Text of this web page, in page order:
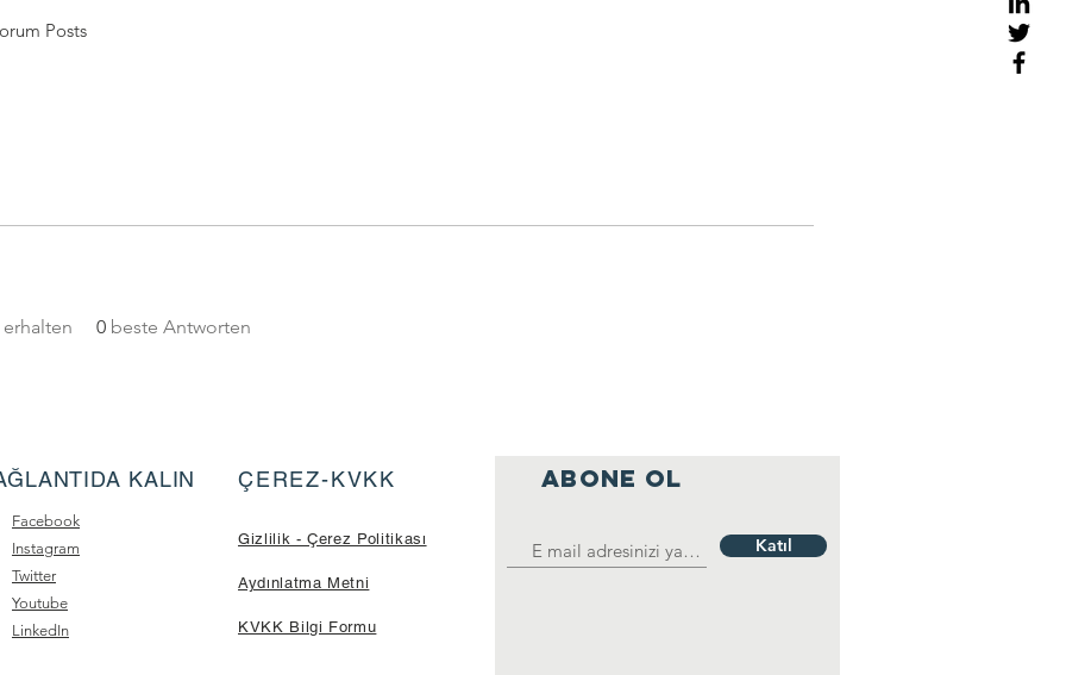
0 beste Antworten
Posts
KALIN
Facebook
Instagram
Twitter
Youtube
LinkedIn
ABONE OL
Katıl
ÇEREZ-KVKK
Gizlilik - Çerez Politikası
Aydınlatma Metni
KVKK Bilgi Formu